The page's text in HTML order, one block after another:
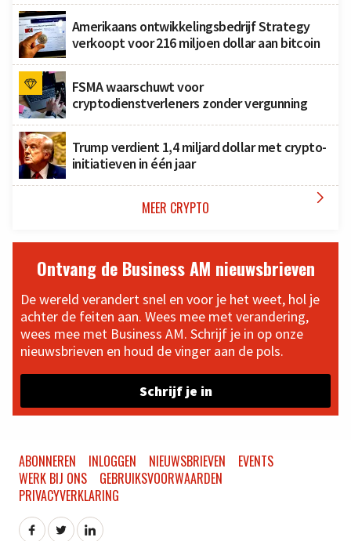
Amerikaans ontwikkelingsbedrijf Strategy
verkoopt voor 216 miljoen dollar aan bitcoin
FSMA waarschuwt voor
cryptodienstverleners zonder vergunning
Trump verdient 1,4 miljard dollar met crypto-
initiatieven in één jaar
MEER CRYPTO 
Ontvang de Business AM nieuwsbrieven
De wereld verandert snel en voor je het weet, hol je
achter de feiten aan. Wees mee met verandering,
wees mee met Business AM. Schrijf je in op onze
nieuwsbrieven en houd de vinger aan de pols.
Schrijf je in
ABONNEREN INLOGGEN NIEUWSBRIEVEN
EVENTS
WERK BIJ ONS
GEBRUIKSVOORWAARDEN
PRIVACYVERKLARING